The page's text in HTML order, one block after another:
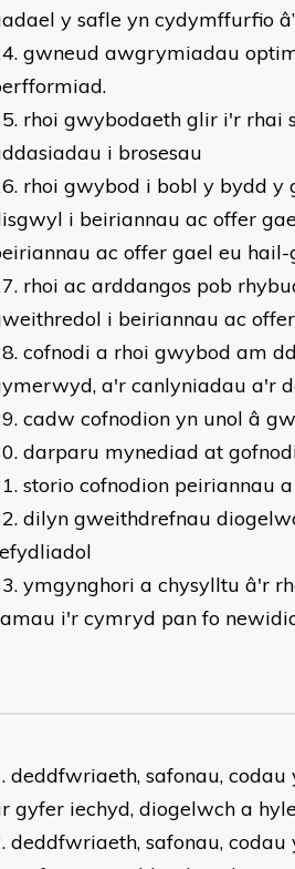
y safle yn cydymffurfio
gwneud awgrymiadau
rhoi gwybodaeth glir i'r rhai
i brosesau
rhoi gwybod i bobl y bydd
i beiriannau ac offer
ac offer gael eu
rhoi ac arddangos pob
i beiriannau ac offer
cofnodi a rhoi gwybod am
a'r canlyniadau a'r
cadw cofnodion yn unol â
darparu mynediad at
storio cofnodion peiriannau
dilyn gweithdrefnau
ymgynghori a chysylltu â'r
i'r cymryd pan fo
deddfwriaeth, safonau,
gyfer iechyd, diogelwch a
deddfwriaeth, safonau,